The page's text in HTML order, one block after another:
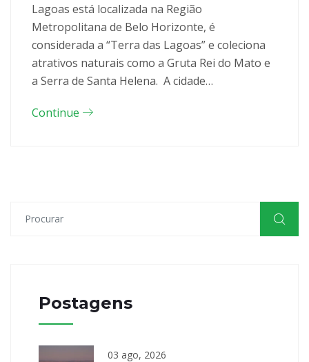
Lagoas está localizada na Região
Metropolitana de Belo Horizonte, é
considerada a “Terra das Lagoas” e coleciona
atrativos naturais como a Gruta Rei do Mato e
a Serra de Santa Helena. A cidade…
Continue
Postagens
03 ago, 2026